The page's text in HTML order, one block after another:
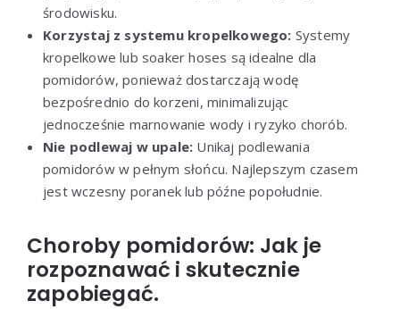
środowisku.
Korzystaj z systemu kropelkowego: Systemy
kropelkowe lub soaker hoses są idealne dla
pomidorów, ponieważ dostarczają wodę
bezpośrednio do korzeni, minimalizując
jednocześnie marnowanie wody i ryzyko chorób.
Nie podlewaj w upale: Unikaj podlewania
pomidorów w pełnym słońcu. Najlepszym czasem
jest wczesny poranek lub późne popołudnie.
Choroby pomidorów: Jak je
rozpoznawać i skutecznie
zapobiegać.